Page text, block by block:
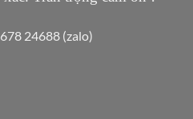
24688 (zalo)